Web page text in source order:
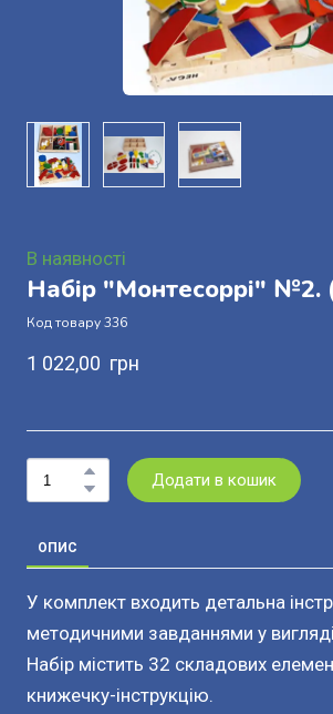
В наявності
Набір "Монтесоррі" №2.
Код товару 336
1 022,00  грн
Додати в кошик
ОПИС
У комплект входить детальна
методичними завданнями у
Набір містить 32 складових
книжечку-інструкцію.